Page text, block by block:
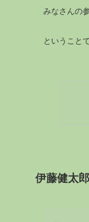
みなさんの
ということ
伊藤健太